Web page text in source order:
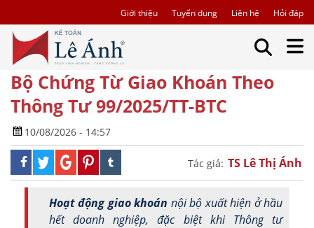
Giới thiệu Tuyển dụng Liên hệ Hỏi đáp
Bộ Chứng Từ Giao Khoán Theo
Thông Tư 99/2025/TT-BTC
10/08/2026 - 14:57
Tác giả: TS Lê Thị Ánh
Hoạt động giao khoán nội bộ xuất hiện ở hầu
hết doanh nghiệp, đặc biệt khi Thông tư